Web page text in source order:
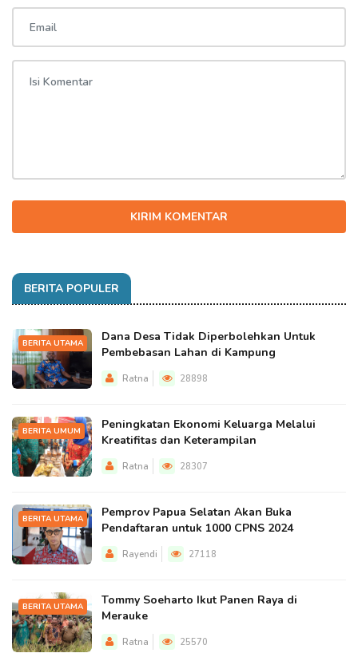
KIRIM KOMENTAR
BERITA POPULER
BERITA UTAMA
Dana Desa Tidak Diperbolehkan Untuk
Pembebasan Lahan di Kampung
Ratna 28898
BERITA UMUM
Peningkatan Ekonomi Keluarga Melalui
Kreatifitas dan Keterampilan
Ratna 28307
BERITA UTAMA
Pemprov Papua Selatan Akan Buka
Pendaftaran untuk 1000 CPNS 2024
Rayendi 27118
BERITA UTAMA
Tommy Soeharto Ikut Panen Raya di
Merauke
Ratna 25570